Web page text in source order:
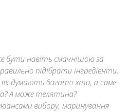
навіть смачнішою за
підібрати інгредієнти.
як думають багато хто, а саме
А може телятина?
вибору, маринування